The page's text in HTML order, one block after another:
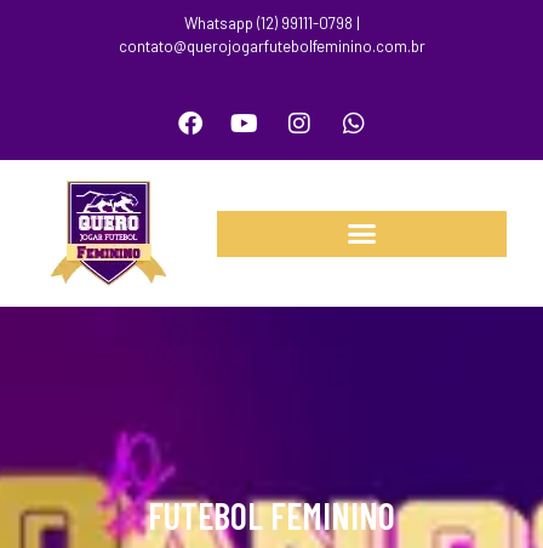
Whatsapp (12) 99111-0798 |
contato@querojogarfutebolfeminino.com.br
FUTEBOL FEMININO